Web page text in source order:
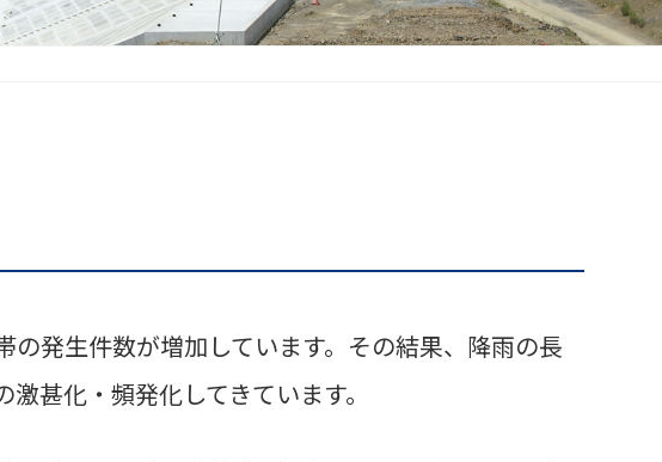
発生件数が増加しています。その結果、降雨の長
甚化・頻発化してきています。